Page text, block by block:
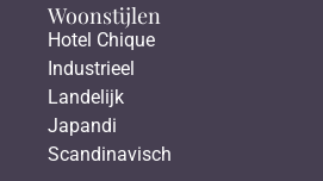
Woonstijlen
Hotel Chique
Industrieel
Landelijk
Japandi
Scandinavisch